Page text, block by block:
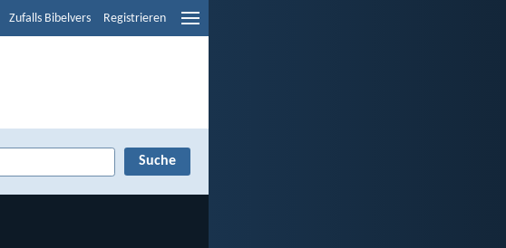
Zufalls Bibelvers Registrieren